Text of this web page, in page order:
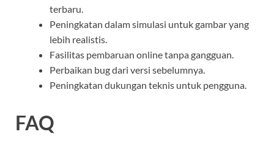
terbaru.
Peningkatan dalam simulasi untuk gambar yang
lebih realistis.
Fasilitas pembaruan online tanpa gangguan.
Perbaikan bug dari versi sebelumnya.
Peningkatan dukungan teknis untuk pengguna.
FAQ